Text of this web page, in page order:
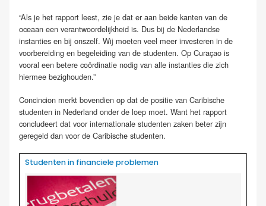
“Als je het rapport leest, zie je dat er aan beide kanten van de
oceaan een verantwoordelijkheid is. Dus bij de Nederlandse
instanties en bij onszelf. Wij moeten veel meer investeren in de
voorbereiding en begeleiding van de studenten. Op Curaçao is
vooral een betere coördinatie nodig van alle instanties die zich
hiermee bezighouden.”
Concincion merkt bovendien op dat de positie van Caribische
studenten in Nederland onder de loep moet. Want het rapport
concludeert dat voor internationale studenten zaken beter zijn
geregeld dan voor de Caribische studenten.
Studenten in financiele problemen